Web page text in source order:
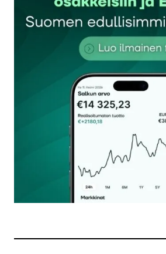
Sähköpostiosoitettasi ei julkaista.
kentät on merkitty*
Kommentti*
Nimesi tai nimimerkkisi
Sähköpostiosoitteesi
Tilaa SalkunRakentajan